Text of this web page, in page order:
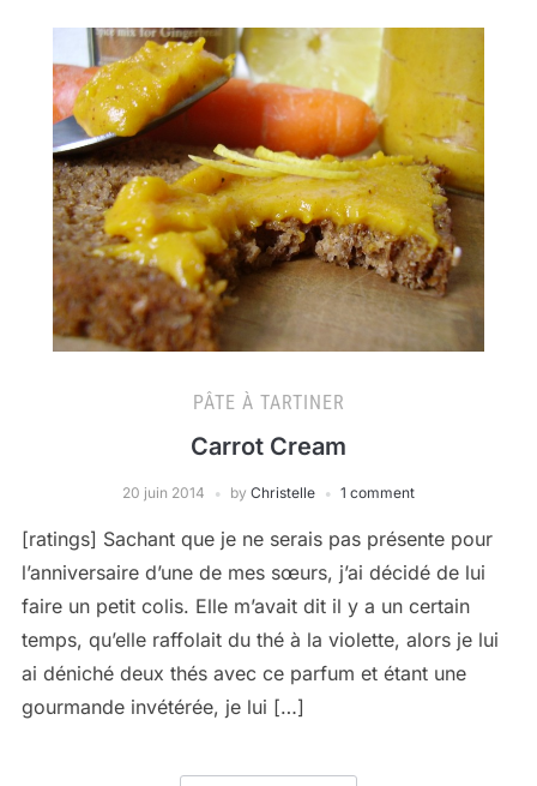
PÂTE À TARTINER
Carrot Cream
20 juin 2014 by Christelle 1 comment
[ratings] Sachant que je ne serais pas présente pour
l’anniversaire d’une de mes sœurs, j’ai décidé de lui
faire un petit colis. Elle m’avait dit il y a un certain
temps, qu’elle raffolait du thé à la violette, alors je lui
ai déniché deux thés avec ce parfum et étant une
gourmande invétérée, je lui […]